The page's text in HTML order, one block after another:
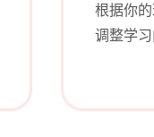
根据你
调整学